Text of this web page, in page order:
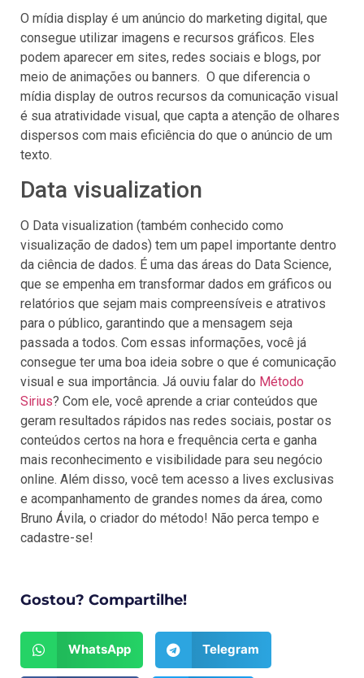
O mídia display é um anúncio do marketing digital, que
consegue utilizar imagens e recursos gráficos. Eles
podem aparecer em sites, redes sociais e blogs, por
meio de animações ou banners. O que diferencia o
mídia display de outros recursos da comunicação visual
é sua atratividade visual, que capta a atenção de olhares
dispersos com mais eficiência do que o anúncio de um
texto.
Data visualization
O Data visualization (também conhecido como
visualização de dados) tem um papel importante dentro
da ciência de dados. É uma das áreas do Data Science,
que se empenha em transformar dados em gráficos ou
relatórios que sejam mais compreensíveis e atrativos
para o público, garantindo que a mensagem seja
passada a todos. Com essas informações, você já
consegue ter uma boa ideia sobre o que é comunicação
visual e sua importância. Já ouviu falar do Método
Sirius? Com ele, você aprende a criar conteúdos que
geram resultados rápidos nas redes sociais, postar os
conteúdos certos na hora e frequência certa e ganha
mais reconhecimento e visibilidade para seu negócio
online. Além disso, você tem acesso a lives exclusivas
e acompanhamento de grandes nomes da área, como
Bruno Ávila, o criador do método! Não perca tempo e
cadastre-se!
Gostou? Compartilhe!
WhatsApp Telegram